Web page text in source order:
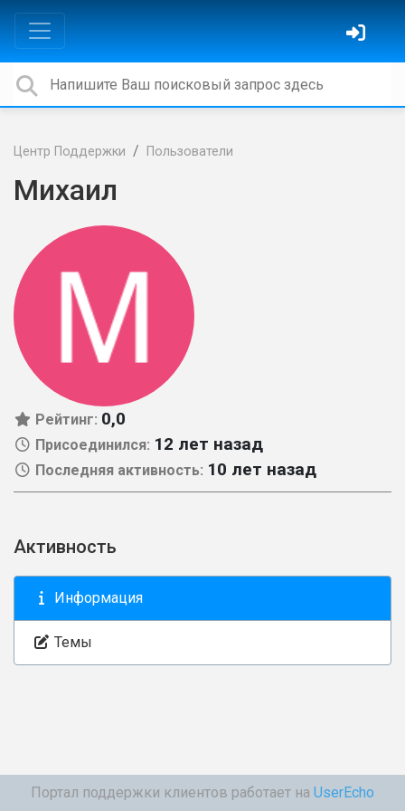
Центр Поддержки Пользователи
Михаил
Рейтинг: 0,0
Присоединился: 12 лет назад
Последняя активность: 10 лет назад
Активность
Информация
Темы
Портал поддержки клиентов работает на UserEcho